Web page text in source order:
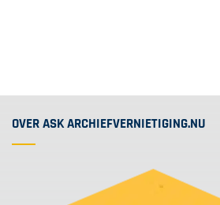
OVER ASK ARCHIEFVERNIETIGING.NU